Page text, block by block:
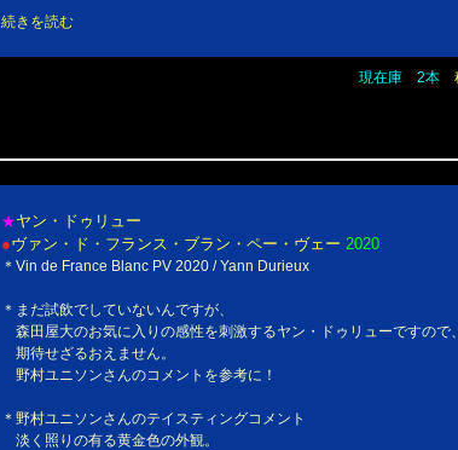
続きを読む
現在庫 2本
★ヤン・ドゥリュー
●ヴァン・ド・フランス・ブラン・ペー・ヴェー 2020
＊Vin de France Blanc PV 2020 / Yann Durieux
＊まだ試飲でしていないんですが、
森田屋大のお気に入りの感性を刺激するヤン・ドゥリューですので、
期待せざるおえません。
野村ユニソンさんのコメントを参考に！
＊野村ユニソンさんのテイスティングコメント
淡く照りの有る黄金色の外観。